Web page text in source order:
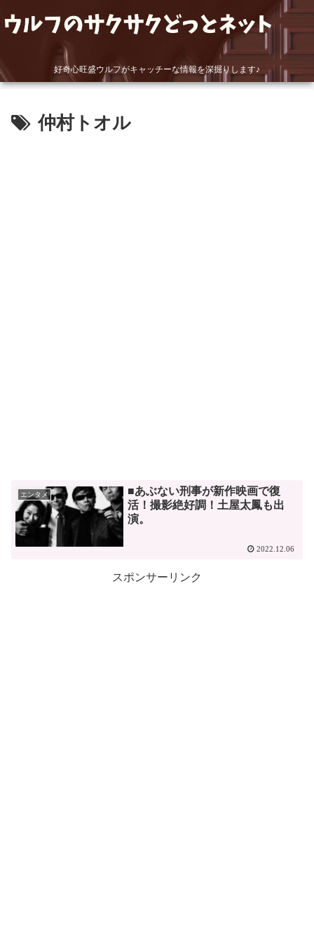
好奇心旺盛ウルフがキャッチーな情報を深掘りします♪
仲村トオル
エンタメ
■あぶない刑事が新作映画で復
活！撮影絶好調！土屋太鳳も出
演。
2022.12.06
スポンサーリンク